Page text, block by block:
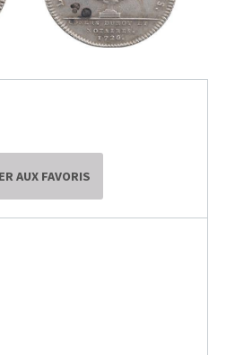
AUX FAVORIS